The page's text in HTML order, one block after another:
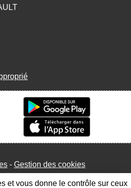
Gestion des cookies
et vous donne le contrôle sur ceux